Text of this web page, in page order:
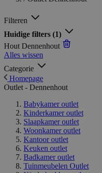
Filteren
Huidige filters (1)
Hout Dennenhout
Alles wissen
Categorie
Homepage
Outlet - Dennenhout
Babykamer outlet
Kinderkamer outlet
Slaapkamer outlet
Woonkamer outlet
Kantoor outlet
Keuken outlet
Badkamer outlet
Tuinmeubelen Outlet